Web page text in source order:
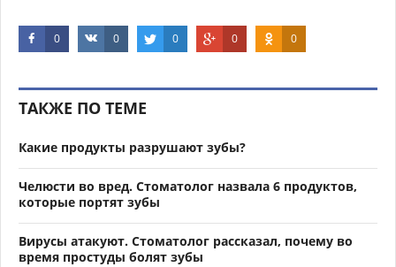
0 0 0 0 0
ТАКЖЕ ПО ТЕМЕ
Какие продукты разрушают зубы?
Челюсти во вред. Стоматолог назвала 6 продуктов,
которые портят зубы
Вирусы атакуют. Стоматолог рассказал, почему во
время простуды болят зубы